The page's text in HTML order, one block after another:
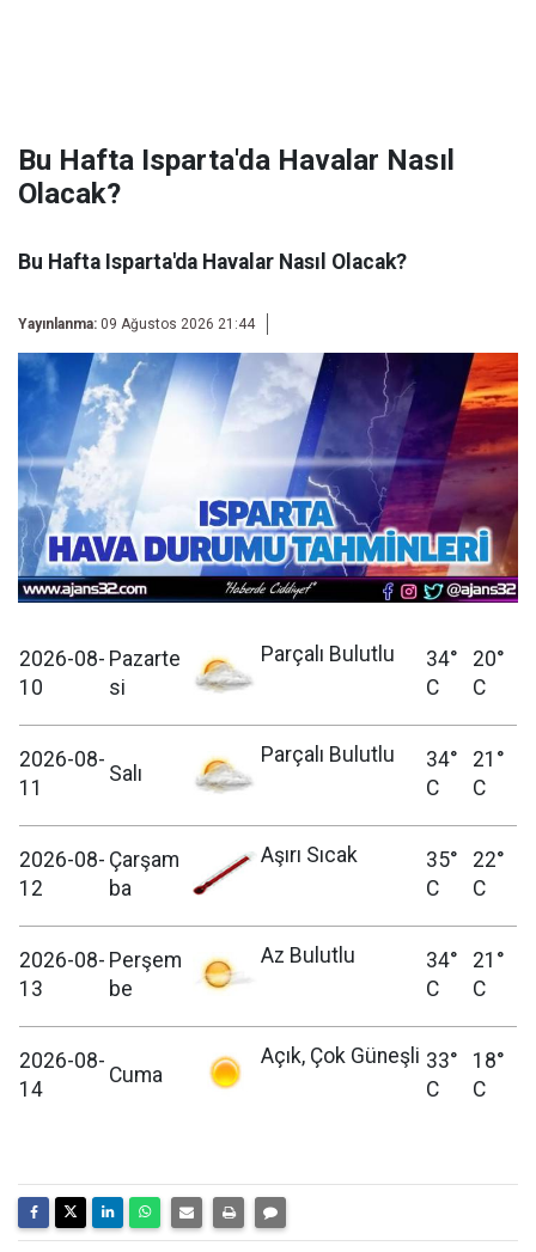
Bu Hafta Isparta'da Havalar Nasıl
Olacak?
Bu Hafta Isparta'da Havalar Nasıl Olacak?
Yayınlanma: 09 Ağustos 2026 21:44
2026-08-
10
Pazarte
si
Parçalı Bulutlu
34°
C
20°
C
2026-08-
11
Salı
Parçalı Bulutlu
34°
C
21°
C
2026-08-
12
Çarşam
ba
Aşırı Sıcak
35°
C
22°
C
2026-08-
13
Perşem
be
Az Bulutlu
34°
C
21°
C
2026-08-
14
Cuma
Açık, Çok Güneşli 33°
C
18°
C